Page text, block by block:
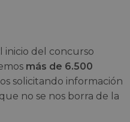
inicio del concurso
más de 6.500
solicitando información
no se nos borra de la